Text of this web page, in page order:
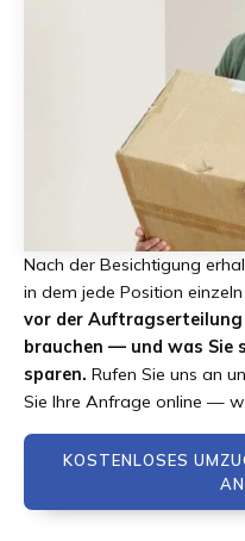
Nach der Besichtigung
in dem jede Position
vor der Auftragserteilung
brauchen — und was Sie
sparen. Rufen Sie uns an
Sie Ihre Anfrage online —
KOSTENLOSES